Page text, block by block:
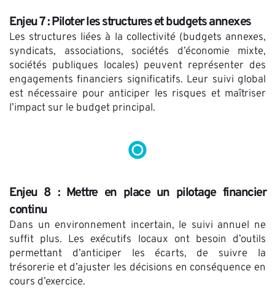
Enjeu 7 : Piloter les structures et budgets annexes
Les structures liées à la collectivité (budgets annexes,
syndicats, associations, sociétés d’économie mixte,
sociétés publiques locales) peuvent représenter des
engagements financiers significatifs. Leur suivi global
est nécessaire pour anticiper les risques et maîtriser
l’impact sur le budget principal.
Enjeu 8 : Mettre en place un pilotage financier
continu
Dans un environnement incertain, le suivi annuel ne
suffit plus. Les exécutifs locaux ont besoin d’outils
permettant d’anticiper les écarts, de suivre la
trésorerie et d’ajuster les décisions en conséquence en
cours d’exercice.